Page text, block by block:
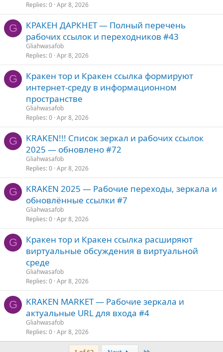
Replies 0 Apr 8, 2026
G
КРАКЕН ДАРКНЕТ — Полный перечень
рабочих ссылок и переходников #43
Gliahwasafob
Replies 0 Apr 8, 2026
G
Кракен тор и Кракен ссылка формируют
интернет-среду в информационном
пространстве
Gliahwasafob
Replies 0 Apr 8, 2026
G
KRАKEN!!! Список зеркал и рабочих ссылок
2025 — обновлено #72
Gliahwasafob
Replies 0 Apr 8, 2026
G
KRAKEN 2025 — Рабочие переходы, зеркала и
обновлённые ссылки #7
Gliahwasafob
Replies 0 Apr 8, 2026
G
Кракен тор и Кракен ссылка расширяют
виртуальные обсуждения в виртуальной
среде
Gliahwasafob
Replies 0 Apr 8, 2026
G
KRAKEN MARKET — Рабочие зеркала и
актуальные URL для входа #4
Gliahwasafob
Replies 0 Apr 8, 2026